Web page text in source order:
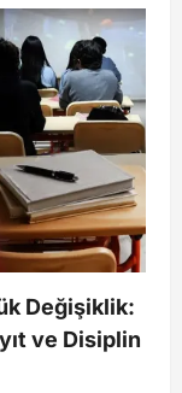
Değişiklik:
ve Disiplin